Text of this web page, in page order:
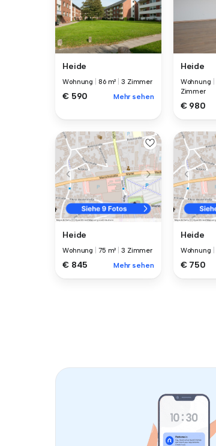
Heide
Wohnung 86 m² |3 Zimmer
€ 590 Mehr sehen
Heide
Wohnung
Zimmer
€ 980
Heide
Wohnung 75 m² |3 Zimmer
€ 845 Mehr sehen
Heide
Wohnung
€ 750